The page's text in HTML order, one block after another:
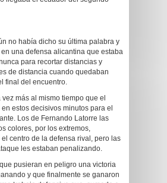
no había dicho su última palabra y
una defensa alicantina que estaba
para recortar distancias y
de distancia cuando quedaban
final del encuentro.
más al mismo tiempo que el
estos decisivos minutos para el
Los de Fernando Latorre las
colores, por los extremos,
centro de la defensa rival, pero las
les estaban penalizando.
pusieran en peligro una victoria
y que finalmente se ganaron